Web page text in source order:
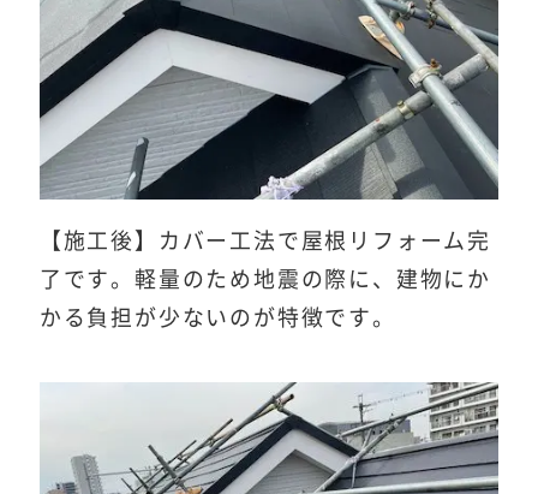
【施工後】カバー工法で屋根リフォーム完
了です。軽量のため地震の際に、建物にか
かる負担が少ないのが特徴です。